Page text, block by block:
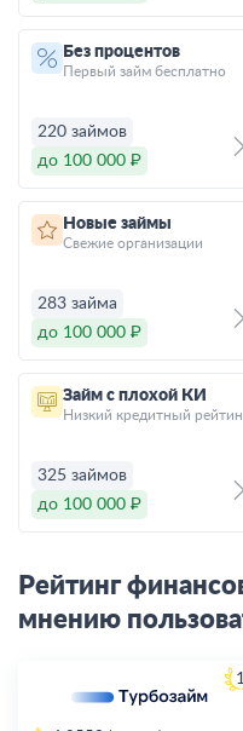
Без процентов
Первый займ бесплатно
220 займов
до 100 000 ₽
Новые займы
Свежие организации
283 займа
до 100 000 ₽
Займ с плохой КИ
Низкий кредитный
325 займов
до 100 000 ₽
Рейтинг
мнению
1